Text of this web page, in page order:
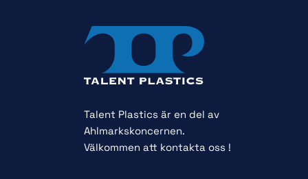
Talent Plastics är en del av
Ahlmarkskoncernen.
Välkommen att kontakta oss !